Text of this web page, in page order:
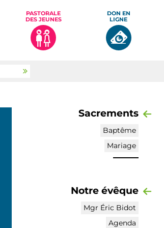
PASTORALE
DES JEUNES
DON EN
LIGNE
Sacrements
Baptême
Mariage
Notre évêque
Mgr Éric Bidot
Agenda